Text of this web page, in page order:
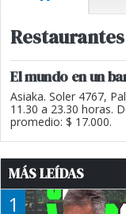
Restaurantes
El mundo en un
Asiaka. Soler 4767,
11.30 a 23.30 horas.
promedio: $ 17.000.
MÁS LEÍDAS
1